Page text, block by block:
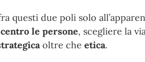
questi due poli solo
le persone, scegliere la
oltre che etica.